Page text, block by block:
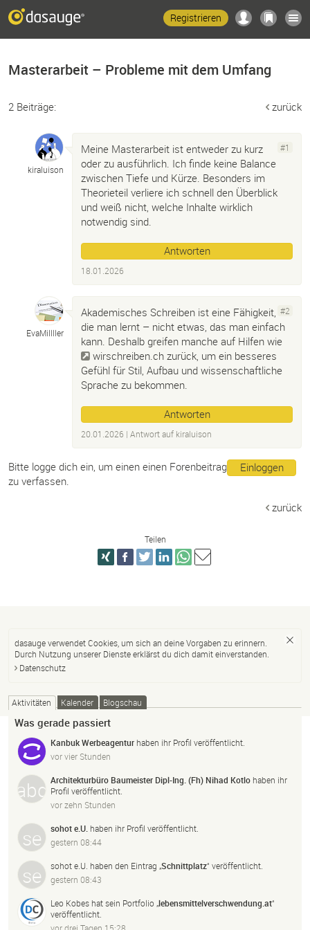
Registrieren
Masterarbeit – Probleme mit dem Umfang
2 Beiträge: zurück
kiraluison
#1
Meine Masterarbeit ist entweder zu kurz
oder zu ausführlich. Ich finde keine Balance
zwischen Tiefe und Kürze. Besonders im
Theorieteil verliere ich schnell den Überblick
und weiß nicht, welche Inhalte wirklich
notwendig sind.
Antworten
18.01.2026
EvaMillller
#2
Akademisches Schreiben ist eine Fähigkeit,
die man lernt – nicht etwas, das man einfach
kann. Deshalb greifen manche auf Hilfen wie
wirschreiben.ch zurück, um ein besseres
Gefühl für Stil, Aufbau und wissenschaftliche
Sprache zu bekommen.
Antworten
20.01.2026 | Antwort auf kiraluison
Einloggen
Bitte logge dich ein, um einen einen Forenbeitrag
zu verfassen.
zurück
Teilen
dasauge verwendet Cookies, um sich an deine Vorgaben zu erinnern.
Durch Nutzung unserer Dienste erklärst du dich damit einverstanden.
Datenschutz
Aktivitäten Kalender Blogschau
Was gerade passiert
Kanbuk Werbeagentur haben ihr Profil veröffentlicht.
vor vier Stunden
Architekturbüro Baumeister Dipl-Ing. (Fh) Nihad Kotlo haben ihr
Profil veröffentlicht.
vor zehn Stunden
sohot e.U. haben ihr Profil veröffentlicht.
gestern 08:44
sohot e.U. haben den Eintrag „Schnittplatz“ veröffentlicht.
gestern 08:43
Leo Kobes hat sein Portfolio „lebensmittelverschwendung. at“
veröffentlicht.
vor drei Tagen 15:28